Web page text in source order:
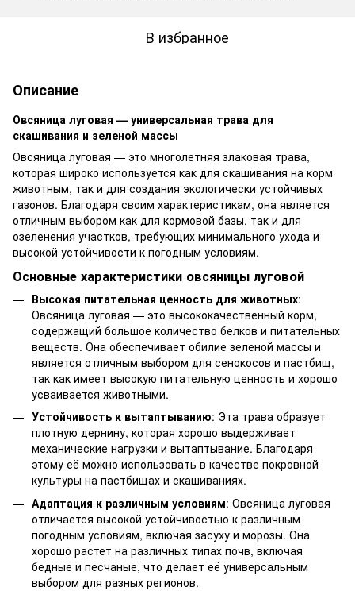
В избранное
Описание
Овсяница луговая — универсальная трава для
скашивания и зеленой массы
Овсяница луговая — это многолетняя злаковая трава,
которая широко используется как для скашивания на корм
животным, так и для создания экологически устойчивых
газонов. Благодаря своим характеристикам, она является
отличным выбором как для кормовой базы, так и для
озеленения участков, требующих минимального ухода и
высокой устойчивости к погодным условиям.
Основные характеристики овсяницы луговой
Высокая питательная ценность для животных:
Овсяница луговая — это высококачественный корм,
содержащий большое количество белков и питательных
веществ. Она обеспечивает обилие зеленой массы и
является отличным выбором для сенокосов и пастбищ,
так как имеет высокую питательную ценность и хорошо
усваивается животными.
Устойчивость к вытаптыванию: Эта трава образует
плотную дернину, которая хорошо выдерживает
механические нагрузки и вытаптывание. Благодаря
этому её можно использовать в качестве покровной
культуры на пастбищах и скашиваниях.
Адаптация к различным условиям: Овсяница луговая
отличается высокой устойчивостью к различным
погодным условиям, включая засуху и морозы. Она
хорошо растет на различных типах почв, включая
бедные и песчаные, что делает её универсальным
выбором для разных регионов.